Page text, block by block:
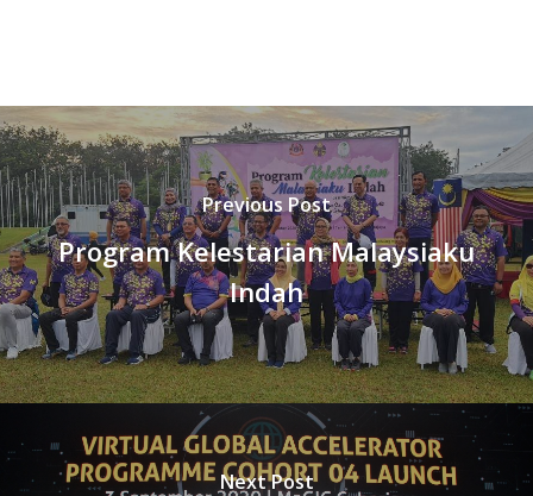
Previous Post
Program Kelestarian Malaysiaku
Indah
Next Post